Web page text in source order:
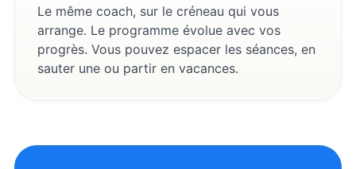
Le même coach, sur le créneau qui vous
arrange. Le programme évolue avec vos
progrès. Vous pouvez espacer les séances, en
sauter une ou partir en vacances.